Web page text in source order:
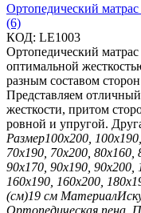
Ортопедический
(6)
КОД: LE1003
Ортопедический
оптимальной
разным составом
Представляем
жесткости, притом
ровной и упругой.
Размер100х200,
70х190, 70х200, 80х160,
90х170, 90х190, 90х200,
160х190, 160х200,
(см)19 см Материал
Ортопедическая пена,